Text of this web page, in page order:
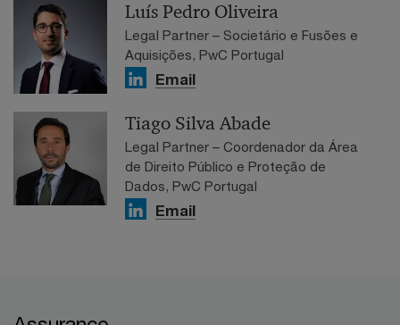
Luís Pedro Oliveira
Legal Partner – Societário e Fusões e
Aquisições, PwC Portugal
Email
Tiago Silva Abade
Legal Partner – Coordenador da Área
de Direito Público e Proteção de
Dados, PwC Portugal
Email